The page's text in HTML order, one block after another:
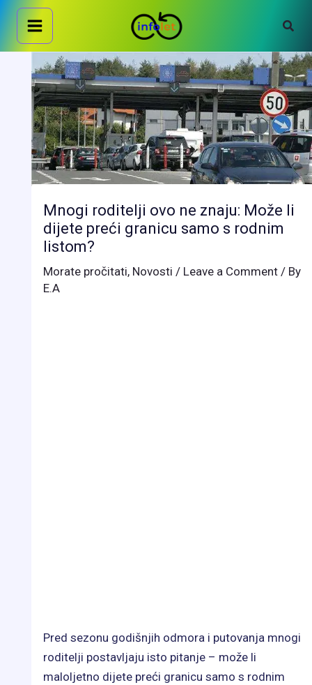
Skip
content
Mnogi roditelji ovo ne znaju: Može li
dijete preći granicu samo s rodnim
listom?
Morate pročitati, Novosti / Leave a Comment / By
E.A
Pred sezonu godišnjih odmora i putovanja mnogi
roditelji postavljaju isto pitanje – može li
maloljetno dijete preći granicu samo s rodnim